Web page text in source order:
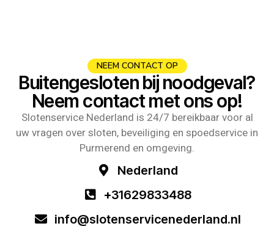
NEEM CONTACT OP
Buitengesloten bij noodgeval?
Neem contact met ons op!
Slotenservice Nederland is 24/7 bereikbaar voor al
uw vragen over sloten, beveiliging en spoedservice in
Purmerend en omgeving.
Nederland
+31629833488
info@slotenservicenederland.nl